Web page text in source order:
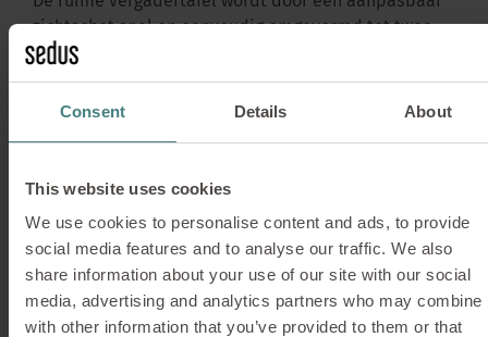
Consent Details About
This website uses cookies
We use cookies to personalise content and ads, to provide
social media features and to analyse our traffic. We also
share information about your use of our site with our social
media, advertising and analytics partners who may combine
with other information that you’ve provided to them or that
zichtschot snel en eenvoudig omgevormd tot twee
dubbele werkplekken voor geconcentreerd werken.